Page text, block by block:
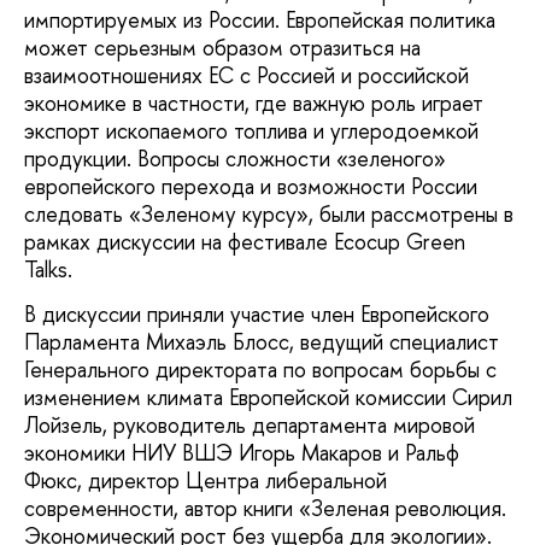
импортируемых из России. Европейская политика
может серьезным образом отразиться на
взаимоотношениях ЕС с Россией и российской
экономике в частности, где важную роль играет
экспорт ископаемого топлива и углеродоемкой
продукции. Вопросы сложности «зеленого»
европейского перехода и возможности России
следовать «Зеленому курсу», были рассмотрены в
рамках дискуссии на фестивале Ecocup Green
Talks.
В дискуссии приняли участие член Европейского
Парламента Михаэль Блосс, ведущий специалист
Генерального директората по вопросам борьбы с
изменением климата Европейской комиссии Сирил
Лойзель, руководитель департамента мировой
экономики НИУ ВШЭ Игорь Макаров и Ральф
Фюкс, директор Центра либеральной
современности, автор книги «Зеленая революция.
Экономический рост без ущерба для экологии».